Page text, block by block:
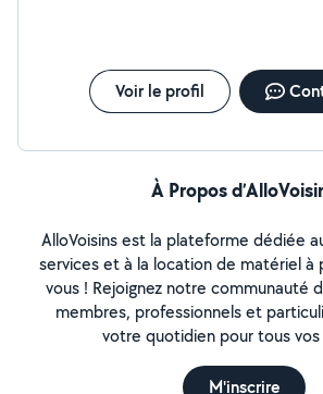
Voir le profil
À Propos
AlloVoisins est la plateforme dédiée
services et à la location de matériel à
vous ! Rejoignez notre communauté
membres, professionnels et
votre quotidien pour tous
M'inscrire